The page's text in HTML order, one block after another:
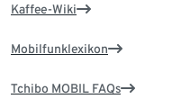
Kaffee-Wiki
Mobilfunklexikon
Tchibo MOBIL FAQs